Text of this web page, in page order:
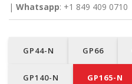
| Whatsapp: +1 849 409 0710
GP44-N GP66
GP140-N GP165-N